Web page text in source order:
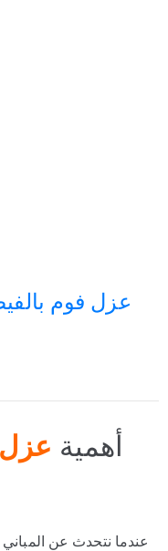
عزل فوم بالفيصلية
أهمية عزل
عندما نتحدث عن المباني